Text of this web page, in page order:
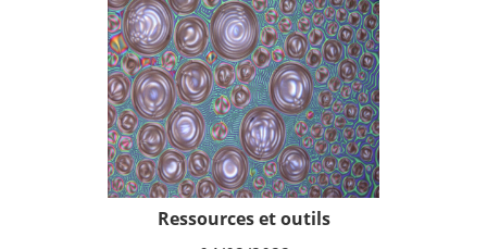
Nous suivre
Ressources et outils